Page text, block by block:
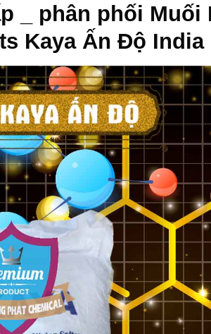
_ phân phối Muối
Kaya Ấn Độ India